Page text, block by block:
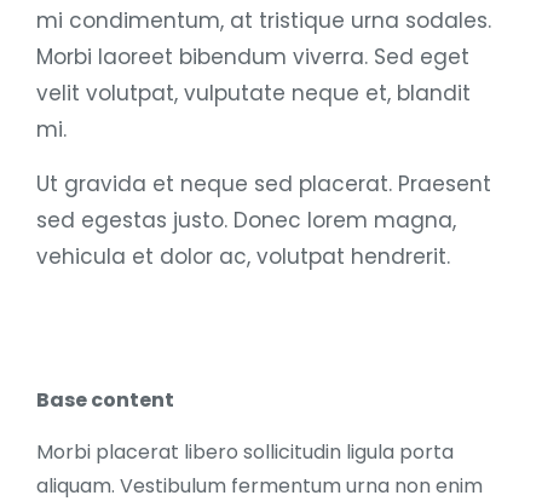
mi condimentum, at tristique urna sodales.
Morbi laoreet bibendum viverra. Sed eget
velit volutpat, vulputate neque et, blandit
mi.
Ut gravida et neque sed placerat. Praesent
sed egestas justo. Donec lorem magna,
vehicula et dolor ac, volutpat hendrerit.
Base content
Morbi placerat libero sollicitudin ligula porta
aliquam. Vestibulum fermentum urna non enim